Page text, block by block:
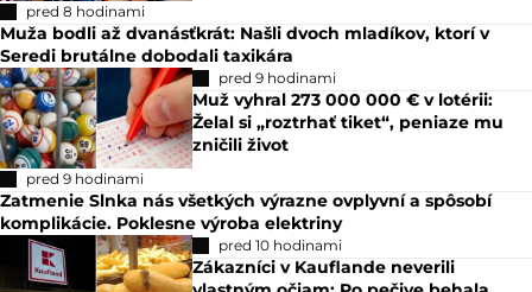
pred 8 hodinami
Muža bodli až dvanásťkrát: Našli dvoch mladíkov, ktorí v
Seredi brutálne dobodali taxikára
pred 9 hodinami
Muž vyhral 273 000 000 € v lotérii:
Želal si „roztrhať tiket“, peniaze mu
zničili život
pred 9 hodinami
Zatmenie Slnka nás všetkých výrazne ovplyvní a spôsobí
komplikácie. Poklesne výroba elektriny
pred 10 hodinami
Zákazníci v Kauflande neverili